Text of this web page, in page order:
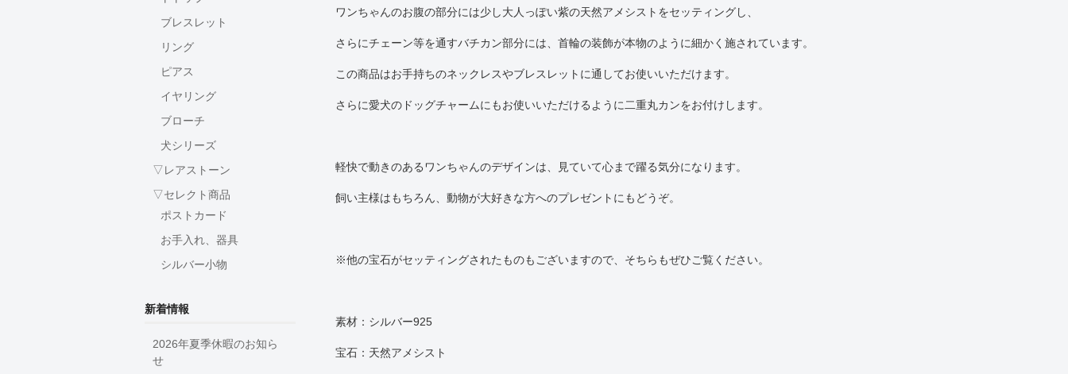
ワンちゃんのお腹の部分には少し大人っぽい紫の天然アメシストをセッティングし、
さらにチェーン等を通すバチカン部分には、首輪の装飾が本物のように細かく施されています。
この商品はお手持ちのネックレスやブレスレットに通してお使いいただけます。
さらに愛犬のドッグチャームにもお使いいただけるように二重丸カンをお付けします。
軽快で動きのあるワンちゃんのデザインは、見ていて心まで躍る気分になります。
飼い主様はもちろん、動物が大好きな方へのプレゼントにもどうぞ。
※他の宝石がセッティングされたものもございますので、そちらもぜひご覧ください。
素材：シルバー925
宝石：天然アメシスト
ブレスレット
リング
ピアス
イヤリング
ブローチ
犬シリーズ
▽レアストーン
▽セレクト商品
ポストカード
お手入れ、器具
シルバー小物
新着情報
2026年夏季休暇のお知ら
せ